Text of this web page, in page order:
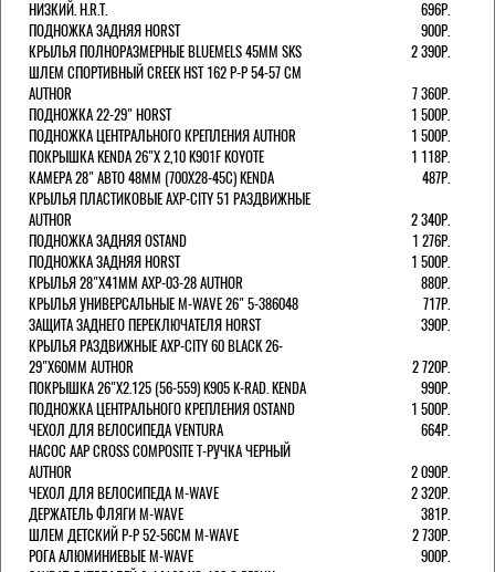
НИЗКИЙ. H.R.T.
696Р.
ПОДНОЖКА ЗАДНЯЯ HORST
900Р.
КРЫЛЬЯ ПОЛНОРАЗМЕРНЫЕ BLUEMELS 45MM SKS
2 390Р.
ШЛЕМ СПОРТИВНЫЙ CREEK HST 162 Р-Р 54-57 СМ
AUTHOR
7 360Р.
ПОДНОЖКА 22-29" HORST
1 500Р.
ПОДНОЖКА ЦЕНТРАЛЬНОГО КРЕПЛЕНИЯ AUTHOR
1 500Р.
ПОКРЫШКА KENDA 26"Х 2,10 K901F KOYOTE
1 118Р.
КАМЕРА 28" АВТО 48ММ (700Х28-45С) KENDA
487Р.
КРЫЛЬЯ ПЛАСТИКОВЫЕ AXP-CITY 51 РАЗДВИЖНЫЕ
AUTHOR
2 340Р.
ПОДНОЖКА ЗАДНЯЯ OSTAND
1 276Р.
ПОДНОЖКА ЗАДНЯЯ HORST
1 500Р.
КРЫЛЬЯ 28"Х41ММ AXP-03-28 AUTHOR
880Р.
КРЫЛЬЯ УНИВЕРСАЛЬНЫЕ M-WAVE 26" 5-386048
717Р.
ЗАЩИТА ЗАДНЕГО ПЕРЕКЛЮЧАТЕЛЯ HORST
390Р.
КРЫЛЬЯ РАЗДВИЖНЫЕ AXP-CITY 60 BLACK 26-
29"Х60ММ AUTHOR
2 720Р.
ПОКРЫШКА 26"Х2.125 (56-559) K905 K-RAD. KENDA
990Р.
ПОДНОЖКА ЦЕНТРАЛЬНОГО КРЕПЛЕНИЯ OSTAND
1 500Р.
ЧЕХОЛ ДЛЯ ВЕЛОСИПЕДА VENTURA
664Р.
НАСОС AAP CROSS COMPOSITE Т-РУЧКА ЧЕРНЫЙ
AUTHOR
2 090Р.
ЧЕХОЛ ДЛЯ ВЕЛОСИПЕДА M-WAVE
2 320Р.
ДЕРЖАТЕЛЬ ФЛЯГИ M-WAVE
381Р.
ШЛЕМ ДЕТСКИЙ Р-Р 52-56СМ M-WAVE
2 730Р.
РОГА АЛЮМИНИЕВЫЕ M-WAVE
900Р.